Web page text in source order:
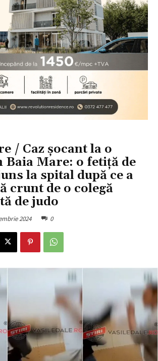
/ Caz șocant la o
Baia Mare: o fetiță de
la spital după ce a
crunt de o colegă
de judo
2024 0